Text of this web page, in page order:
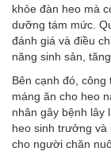
khỏe đàn heo mà
dưỡng tám mức.
đánh giá và điều
năng sinh sản,
Bên cạnh đó,
máng ăn cho heo
nhân gây bệnh lây
heo sinh trưởng và
cho người chăn